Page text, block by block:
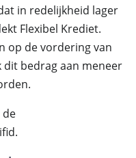
in redelijkheid lager
Flexibel Krediet.
op de vordering van
dit bedrag aan meneer
de